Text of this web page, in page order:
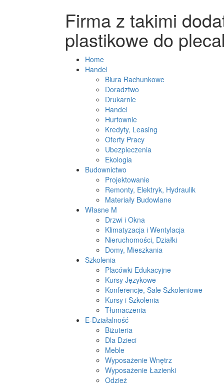
Firma z takimi
plastikowe do
Home
Handel
Biura Rachunkowe
Doradztwo
Drukarnie
Handel
Hurtownie
Kredyty, Leasing
Oferty Pracy
Ubezpieczenia
Ekologia
Budownictwo
Projektowanie
Remonty, Elektryk, Hydraulik
Materiały Budowlane
Własne M
Drzwi i Okna
Klimatyzacja i Wentylacja
Nieruchomości, Działki
Domy, Mieszkania
Szkolenia
Placówki Edukacyjne
Kursy Językowe
Konferencje, Sale Szkoleniowe
Kursy i Szkolenia
Tłumaczenia
E-Działalność
Biżuteria
Dla Dzieci
Meble
Wyposażenie Wnętrz
Wyposażenie Łazienki
Odzież